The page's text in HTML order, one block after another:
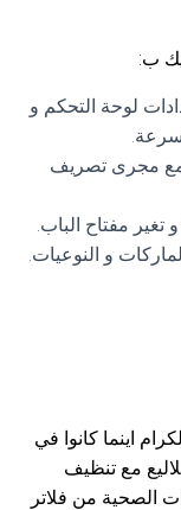
ب:
لوحة التحكم و
مع مجرى تصريف
مفتاح الباب.
و النوعيات.
اينما كانوا في
مع تنظيف
الصحية من فلاتر